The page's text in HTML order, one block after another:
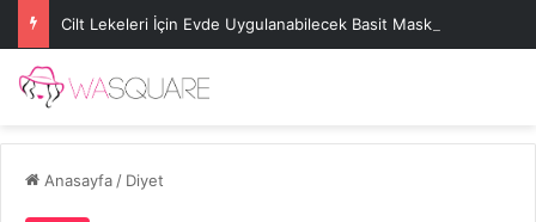
Cilt Lekeleri İçin Evde Uygulanabilecek Basit Maskeler
Anasayfa/ Diyet